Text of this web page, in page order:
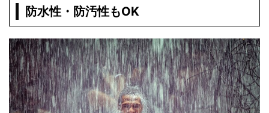
防水性・防汚性もOK